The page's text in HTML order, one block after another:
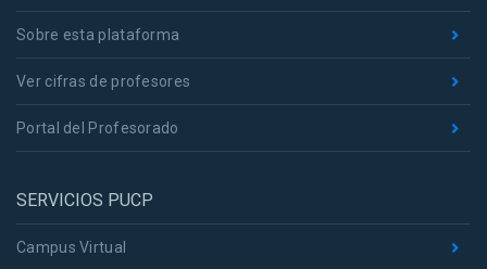
Sobre esta plataforma
Ver cifras de profesores
Portal del Profesorado
SERVICIOS PUCP
Campus Virtual